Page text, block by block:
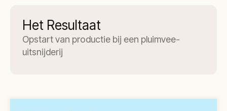
Het Resultaat
Opstart van productie bij een pluimvee-
uitsnijderij